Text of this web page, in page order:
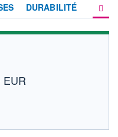
DURABILITÉ
EUR
RÉEL